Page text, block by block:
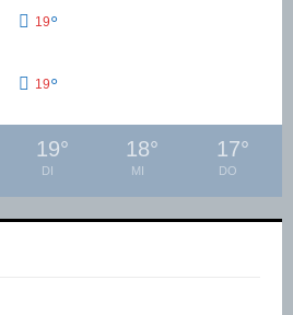
19°
19°
19°
DI
18°
MI
17°
DO